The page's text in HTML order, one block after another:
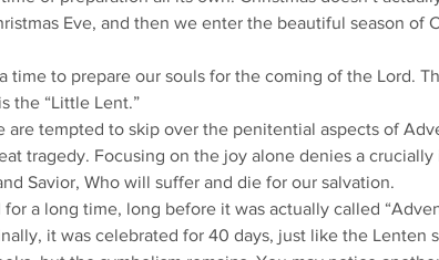
Eve, and then we enter the beautiful season of
time to prepare our souls for the coming of the Lord.
the “Little Lent.”
are tempted to skip over the penitential aspects of
tragedy. Focusing on the joy alone denies a
Savior, Who will suffer and die for our salvation.
a long time, long before it was actually called
it was celebrated for 40 days, just like the Lenten